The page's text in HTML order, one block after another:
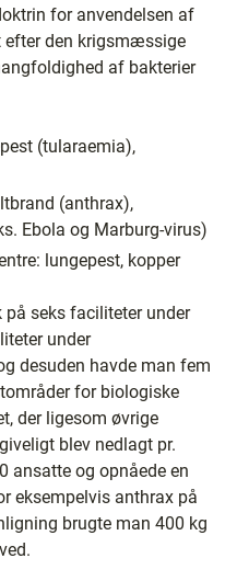
for anvendelsen af
efter den krigsmæssige
af bakterier
(tularaemia),
(anthrax),
Ebola og Marburg-virus)
lungepest, kopper
seks faciliteter under
under
desuden havde man fem
for biologiske
der ligesom øvrige
blev nedlagt pr.
ansatte og opnåede en
eksempelvis anthrax på
brugte man 400 kg